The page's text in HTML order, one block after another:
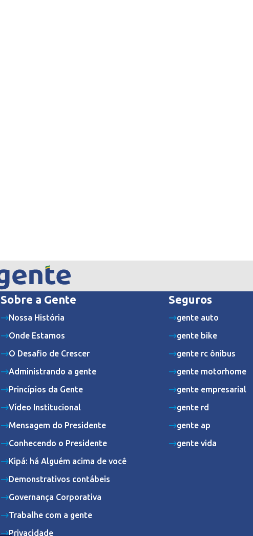
Sobre a Gente
Nossa História
Onde Estamos
O Desafio de Crescer
Administrando a gente
Princípios da Gente
Vídeo Institucional
Mensagem do Presidente
Conhecendo o Presidente
Kipá: há Alguém acima de você
Demonstrativos contábeis
Governança Corporativa
Trabalhe com a gente
Privacidade
Seguros
gente auto
gente bike
gente rc ônibus
gente motorhome
gente empresarial
gente rd
gente ap
gente vida